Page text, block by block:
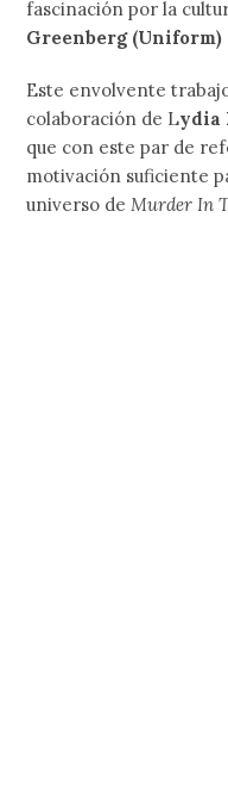
fascinación por la
Greenberg (Uniform)
Este envolvente
colaboración de Lydia
que con este par de
motivación suficiente
universo de Murder In